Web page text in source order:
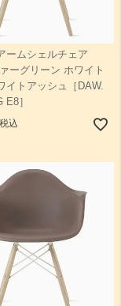
ームシェルチェア
ーグリーン ホワイト
イトアッシュ［DAW.
E8］
込